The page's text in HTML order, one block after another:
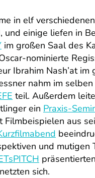
in elf
einige liefen in
im großen Saal des
nominierte
Ibrahim Nash’at im
nahm im
teil. Außerdem
ein Praxis-
Filmbeispielen aus
und mutigen
sich.